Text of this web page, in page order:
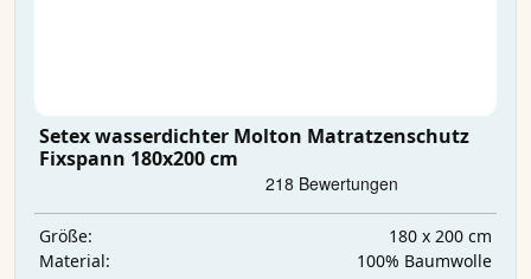
Setex wasserdichter Molton Matratzenschutz
Fixspann 180x200 cm
Größe:
180 x 200 cm
Material:
100% Baumwolle